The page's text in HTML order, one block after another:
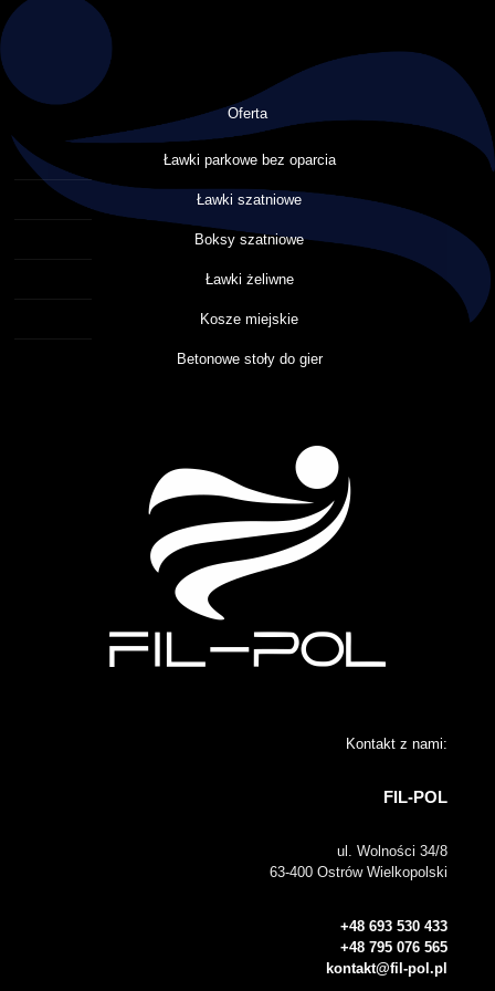
Oferta
Ławki parkowe bez oparcia
Ławki szatniowe
Boksy szatniowe
Ławki żeliwne
Kosze miejskie
Betonowe stoły do gier
Kontakt z nami:
FIL-POL
ul. Wolności 34/8
63-400 Ostrów Wielkopolski
+48 693 530 433
+48 795 076 565
kontakt@fil-pol.pl